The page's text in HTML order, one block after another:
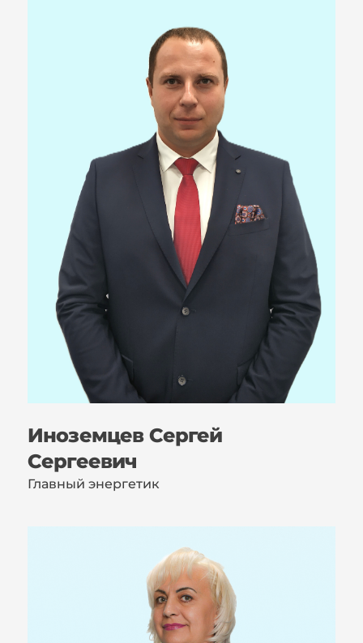
Иноземцев Сергей
Сергеевич
Главный энергетик